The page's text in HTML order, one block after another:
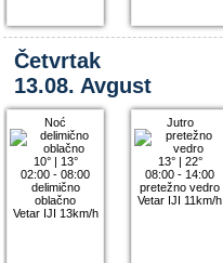
Četvrtak
13.08. Avgust
Noć
10°| 13°
02:00 - 08:00
delimično
oblačno
Vetar IJI 13km/h
Jutro
13°| 22°
08:00 - 14:00
pretežno vedro
Vetar IJI 11km/h